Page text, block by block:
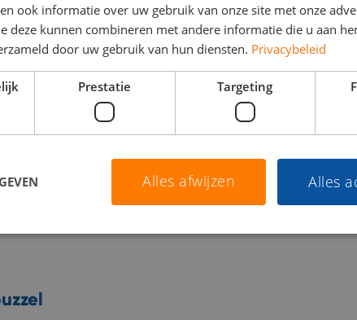
ook informatie over uw gebruik van onze site met onze
deze kunnen combineren met andere informatie die u aan
door uw gebruik van hun diensten. Privacybeleid
Prestatie Targeting
Alles
Alles afwijzen